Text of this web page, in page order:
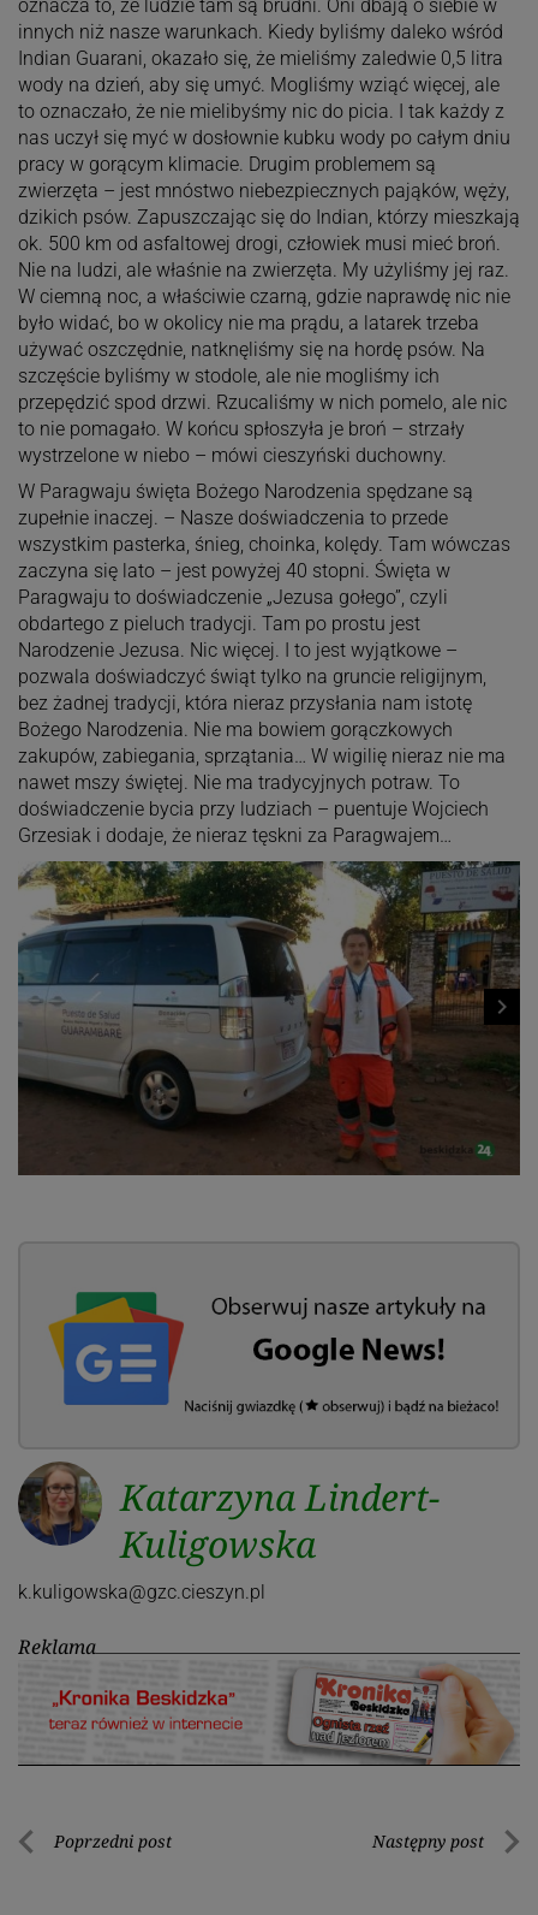
oznacza to, że ludzie tam są brudni. Oni dbają o siebie w
innych niż nasze warunkach. Kiedy byliśmy daleko wśród
Indian Guarani, okazało się, że mieliśmy zaledwie 0,5 litra
wody na dzień, aby się umyć. Mogliśmy wziąć więcej, ale
to oznaczało, że nie mielibyśmy nic do picia. I tak każdy z
nas uczył się myć w dosłownie kubku wody po całym dniu
pracy w gorącym klimacie. Drugim problemem są
zwierzęta – jest mnóstwo niebezpiecznych pająków, węży,
dzikich psów. Zapuszczając się do Indian, którzy mieszkają
ok. 500 km od asfaltowej drogi, człowiek musi mieć broń.
Nie na ludzi, ale właśnie na zwierzęta. My użyliśmy jej raz.
W ciemną noc, a właściwie czarną, gdzie naprawdę nic nie
było widać, bo w okolicy nie ma prądu, a latarek trzeba
używać oszczędnie, natknęliśmy się na hordę psów. Na
szczęście byliśmy w stodole, ale nie mogliśmy ich
przepędzić spod drzwi. Rzucaliśmy w nich pomelo, ale nic
to nie pomagało. W końcu spłoszyła je broń – strzały
wystrzelone w niebo – mówi cieszyński duchowny.
W Paragwaju święta Bożego Narodzenia spędzane są
zupełnie inaczej. – Nasze doświadczenia to przede
wszystkim pasterka, śnieg, choinka, kolędy. Tam wówczas
zaczyna się lato – jest powyżej 40 stopni. Święta w
Paragwaju to doświadczenie „Jezusa gołego”, czyli
obdartego z pieluch tradycji. Tam po prostu jest
Narodzenie Jezusa. Nic więcej. I to jest wyjątkowe –
pozwala doświadczyć świąt tylko na gruncie religijnym,
bez żadnej tradycji, która nieraz przysłania nam istotę
Bożego Narodzenia. Nie ma bowiem gorączkowych
zakupów, zabiegania, sprzątania… W wigilię nieraz nie ma
nawet mszy świętej. Nie ma tradycyjnych potraw. To
doświadczenie bycia przy ludziach – puentuje Wojciech
Grzesiak i dodaje, że nieraz tęskni za Paragwajem…
navigate_next
Katarzyna Lindert-
Kuligowska
k.kuligowska@gzc.cieszyn.pl
Reklama
Nawigacja
Poprzedni post Następny post